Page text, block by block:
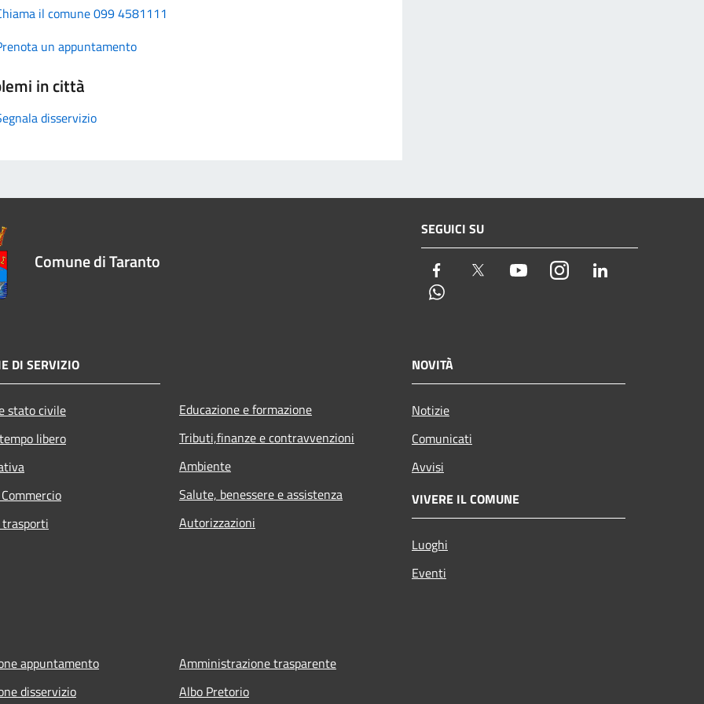
il comune 099 4581111
un appuntamento
in città
disservizio
Comune di Taranto
SEGUICI SU
Facebook Twitter YoutubeInstagram
DI SERVIZIO
stato civile
libero
Educazione e formazione
Tributi,finanze e contravvenzioni
Ambiente
Salute, benessere e assistenza
Autorizzazioni
NOVITÀ
Notizie
Comunicati
Avvisi
VIVERE IL COMUNE
Luoghi
Eventi
appuntamento
disservizio
Amministrazione trasparente
Albo Pretorio